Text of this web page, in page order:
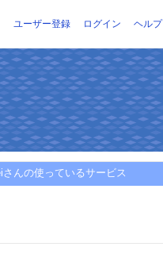
ユーザー登録 ログイン ヘルプ
んの使っているサービス